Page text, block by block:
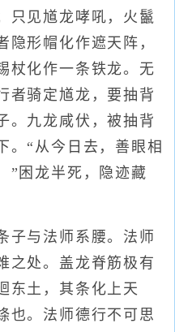
只见馗龙哮吼，火鬣
隐形帽化作遮天阵，
杖化作一条铁龙。无
者骑定馗龙，要抽背
。九龙咸伏，被抽背
。“从今日去，善眼相
”困龙半死，隐迹藏
与法师系腰。法师
之处。盖龙脊筋极有
东土，其条化上天
也。法师德行不可思